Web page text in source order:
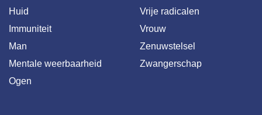
Huid
Immuniteit
Man
Mentale weerbaarheid
Ogen
Vrije radicalen
Vrouw
Zenuwstelsel
Zwangerschap